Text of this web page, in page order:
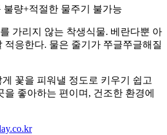
불량+적절한 물주기 불가능
가리지 않는 착생식물. 베란다뿐 아
적응한다. 물은 줄기가 쭈글쭈글해질
꽃을 피워낼 정도로 키우기 쉽고
좋아하는 편이며, 건조한 환경에